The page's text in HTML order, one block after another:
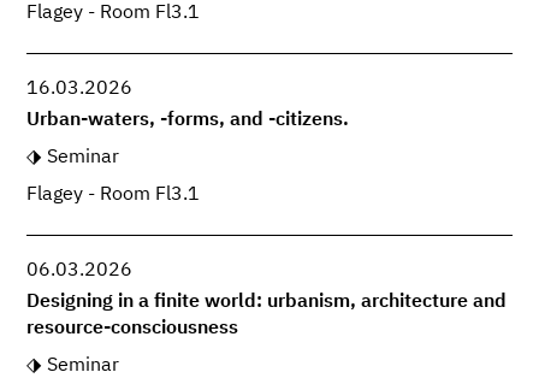
Flagey - Room Fl3.1
16.03.2026
Urban-waters, -forms, and -citizens.
Seminar
Flagey - Room Fl3.1
06.03.2026
Designing in a finite world: urbanism, architecture and
resource-consciousness
Seminar